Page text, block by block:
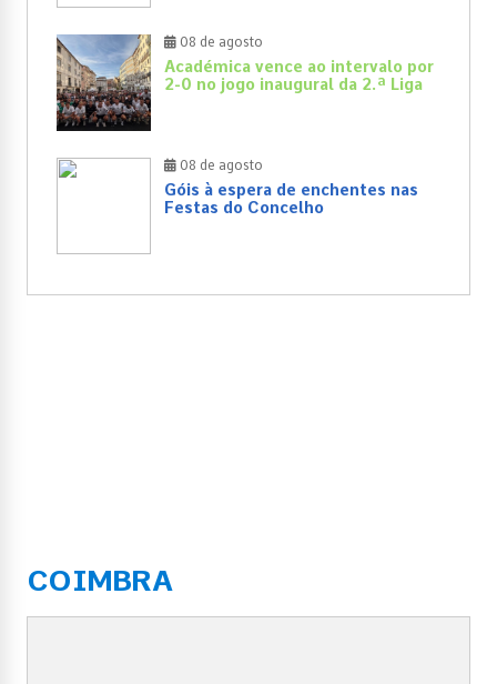
08 de agosto
Académica vence ao intervalo por
2-0 no jogo inaugural da 2.ª Liga
08 de agosto
Góis à espera de enchentes nas
Festas do Concelho
COIMBRA